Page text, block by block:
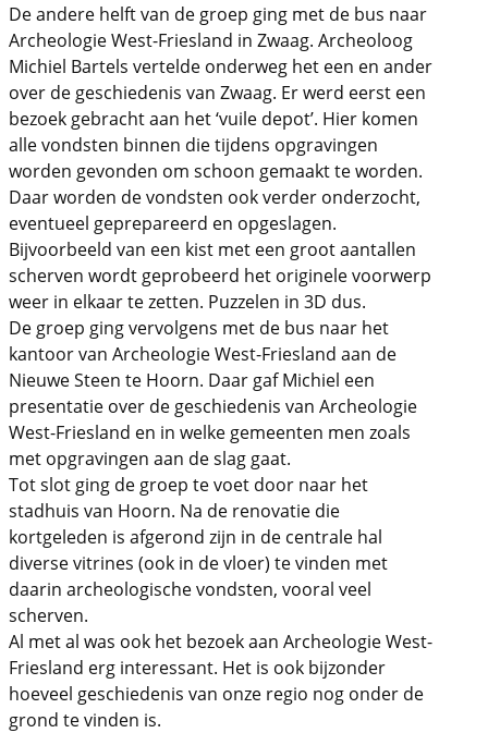
De andere helft van de groep ging met de bus naar
Archeologie West-Friesland in Zwaag. Archeoloog
Michiel Bartels vertelde onderweg het een en ander
over de geschiedenis van Zwaag. Er werd eerst een
bezoek gebracht aan het ‘vuile depot’. Hier komen
alle vondsten binnen die tijdens opgravingen
worden gevonden om schoon gemaakt te worden.
Daar worden de vondsten ook verder onderzocht,
eventueel geprepareerd en opgeslagen.
Bijvoorbeeld van een kist met een groot aantallen
scherven wordt geprobeerd het originele voorwerp
weer in elkaar te zetten. Puzzelen in 3D dus.
De groep ging vervolgens met de bus naar het
kantoor van Archeologie West-Friesland aan de
Nieuwe Steen te Hoorn. Daar gaf Michiel een
presentatie over de geschiedenis van Archeologie
West-Friesland en in welke gemeenten men zoals
met opgravingen aan de slag gaat.
Tot slot ging de groep te voet door naar het
stadhuis van Hoorn. Na de renovatie die
kortgeleden is afgerond zijn in de centrale hal
diverse vitrines (ook in de vloer) te vinden met
daarin archeologische vondsten, vooral veel
scherven.
Al met al was ook het bezoek aan Archeologie West-
Friesland erg interessant. Het is ook bijzonder
hoeveel geschiedenis van onze regio nog onder de
grond te vinden is.